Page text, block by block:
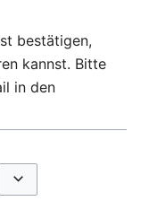
bestätigen,
kannst. Bitte
in den